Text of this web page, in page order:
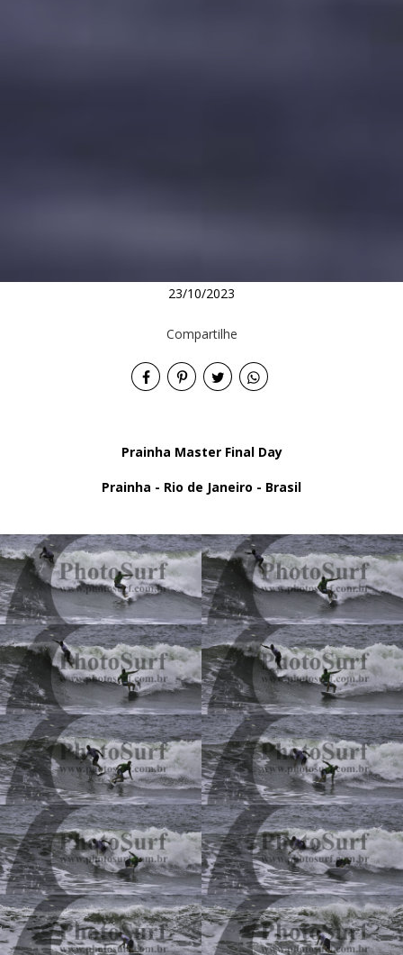
23/10/2023
Compartilhe
Prainha Master Final Day
Prainha - Rio de Janeiro - Brasil